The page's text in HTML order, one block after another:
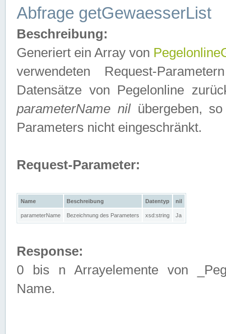
Abfrage getGewaesserList
Beschreibung:
Generiert ein Array von
verwendeten Request-
Datensätze von Pegelonline
parameterName nilübergeben, so
Parameters nicht eingeschränkt.
Request-Parameter:
Name Beschreibung Datentyp nil
parameterName Bezeichnung des Parameters xsd:string Ja
Response:
0 bis n Arrayelemente von
Name.